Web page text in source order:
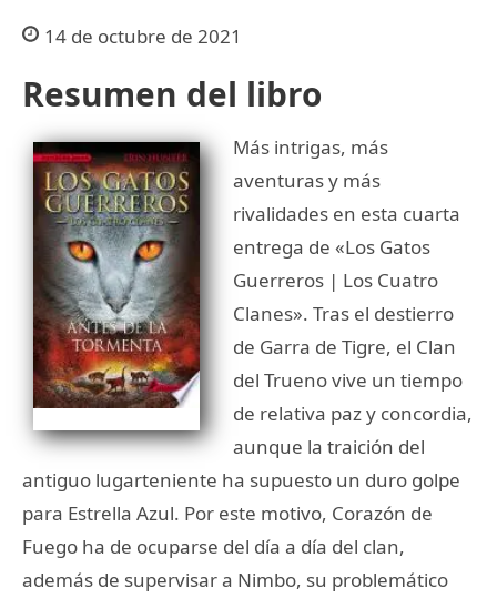
14 de octubre de 2021
Resumen del libro
Más intrigas, más
aventuras y más
rivalidades en esta cuarta
entrega de «Los Gatos
Guerreros | Los Cuatro
Clanes». Tras el destierro
de Garra de Tigre, el Clan
del Trueno vive un tiempo
de relativa paz y concordia,
aunque la traición del
antiguo lugarteniente ha supuesto un duro golpe
para Estrella Azul. Por este motivo, Corazón de
Fuego ha de ocuparse del día a día del clan,
además de supervisar a Nimbo, su problemático